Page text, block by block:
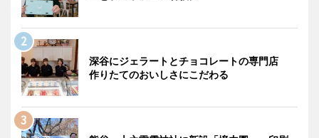
深谷にジェラートとチョコレートの専門店
作りたてのおいしさにこだわる